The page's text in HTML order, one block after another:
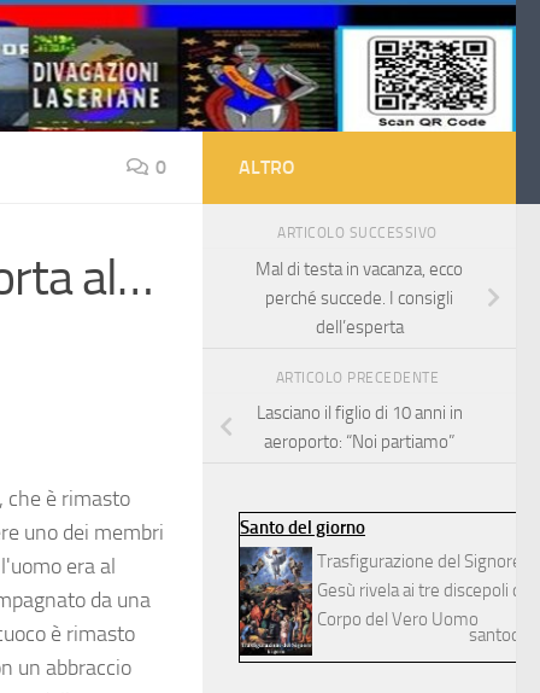
0
al…
che è rimasto
uno dei membri
era al
da una
è rimasto
un abbraccio
ALTRO
ARTICOLO SUCCESSIVO
Mal di testa in vacanza, ecco
perché succede. I consigli
dell’esperta
ARTICOLO PRECEDENTE
Lasciano il figlio di 10 anni in
aeroporto: “Noi partiamo”
Santo del giorno
Trasfigurazione del Signore
Gesù rivela ai tre discepoli
Corpo del Vero Uomo